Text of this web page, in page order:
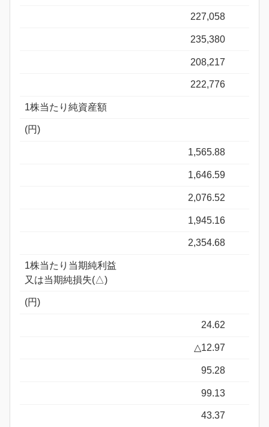
227,058
235,380
208,217
222,776
1株当たり純資産額
(円)
1,565.88
1,646.59
2,076.52
1,945.16
2,354.68
1株当たり当期純利益
又は当期純損失(△)
(円)
24.62
△12.97
95.28
99.13
43.37